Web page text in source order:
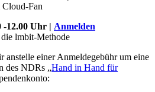
Fan
-12.00 Uhr | Anmelden
lmbit-Methode
anstelle einer Anmeldegebühr um eine
des NDRs „Hand in Hand für